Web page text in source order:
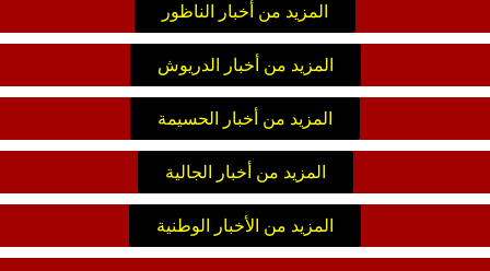
المزيد من أخبار الناظور
المزيد من أخبار الدريوش
المزيد من أخبار الحسيمة
المزيد من أخبار الجالية
المزيد من الأخبار الوطنية